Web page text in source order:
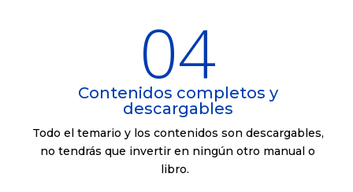
04
Contenidos completos y
descargables
Todo el temario y los contenidos son descargables,
no tendrás que invertir en ningún otro manual o
libro.